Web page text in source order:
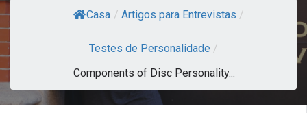
Casa / Artigos para Entrevistas /
Testes de Personalidade /
Components of Disc Personality...